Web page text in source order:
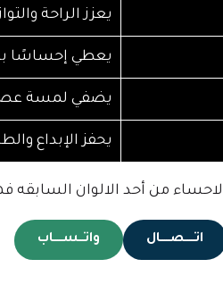
يعزز الراحة
يعطي إحساسًا
يضفي لمسة
يحفز الإبداع
من أحد الالوان السابقه
اتـــــصـــــال واتـــســـــاب